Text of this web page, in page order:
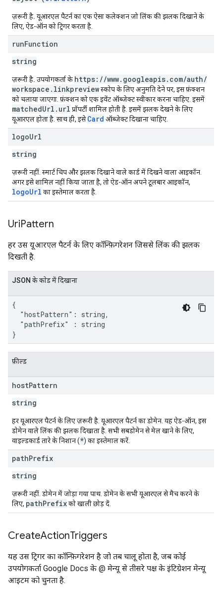
ज़रूरी है. यूआरएल पैटर्न का एक ऐसा कलेक्शन जो लिंक की झलक दिखाने के
लिए, ऐड-ऑन को ट्रिगर करता है.
runFunction
string
ज़रूरी है. उपयोगकर्ता के https: //www. googleapis. com/auth/
workspace . linkpreviewस्कोप के लिए अनुमति देने पर, इस फ़ंक्शन
को चलाया जाएगा. फ़ंक्शन को एक इवेंट ऑब्जेक्ट स्वीकार करना चाहिए. इसमें
matchedUrl . url प्रॉपर्टी शामिल होती है. इसमें झलक देखने के लिए
यूआरएल होता है. साथ ही, इसेCard ऑब्जेक्ट दिखाना चाहिए.
logoUrl
string
ज़रूरी नहीं. स्मार्ट चिप और झलक दिखाने वाले कार्ड में दिखने वाला आइकॉन.
अगर इसे शामिल नहीं किया जाता है, तो ऐड-ऑन अपने टूलबार आइकॉन,
logoUrl का इस्तेमाल करता है.
UriPattern
हर उस यूआरएल पैटर्न के लिए कॉन्फ़िगरेशन जिससे लिंक की झलक
दिखती है.
JSON के काेड में दिखाना
{
  "hostPattern": string,
  "pathPrefix" : string
}
फ़ील्ड
hostPattern
string
हर यूआरएल पैटर्न के लिए ज़रूरी है . यूआरएल पैटर्न का डोमेन. यह ऐड-ऑन, इस
डोमेन वाले लिंक की झलक दिखाता है. सभी सबडोमेन से मेल खाने के लिए,
वाइल्डकार्ड तारे के निशान (*) का इस्तेमाल करें.
pathPrefix
string
ज़रूरी नहीं. डोमेन में जोड़ा गया पाथ. डोमेन के सभी यूआरएल से मैच करने के
लिए, pathPrefixको खाली छोड़ दें.
CreateActionTriggers
यह उस ट्रिगर का कॉन्फ़िगरेशन है जो तब चालू होता है, जब कोई
उपयोगकर्ता Google Docs के @ मेन्यू से तीसरे पक्ष के इंटिग्रेशन मेन्यू
आइटम को चुनता है.